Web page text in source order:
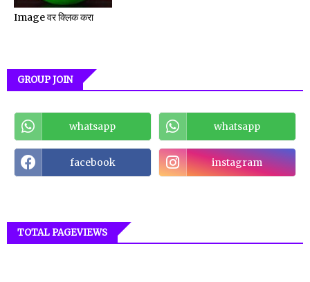
Image वर क्लिक करा
GROUP JOIN
whatsapp whatsapp
facebook instagram
TOTAL PAGEVIEWS